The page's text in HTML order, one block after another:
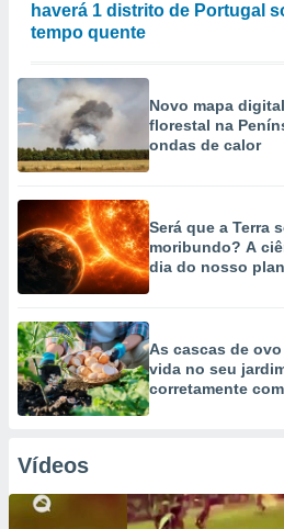
haverá 1 distrito de Portugal
tempo quente
Novo mapa
florestal na
ondas de calor
Será que a Terra
moribundo? A
dia do nosso
As cascas de
vida no seu
corretamente
Vídeos